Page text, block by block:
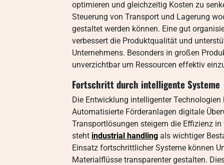
optimieren und gleichzeitig Kosten zu
Steuerung von Transport und Lagerung
gestaltet werden können. Eine gut
verbessert die Produktqualität und
Unternehmens. Besonders in großen
unverzichtbar um Ressourcen effektiv
Fortschritt durch intelligente Systeme
Die Entwicklung intelligenter
Automatisierte Förderanlagen digitale
Transportlösungen steigern die Effizienz
steht industrial handling als wichtiger
Einsatz fortschrittlicher Systeme können
Materialflüsse transparenter gestalten.